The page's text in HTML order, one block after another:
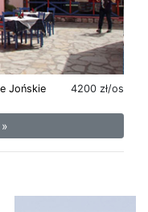
4200 zł/os
Jońskie